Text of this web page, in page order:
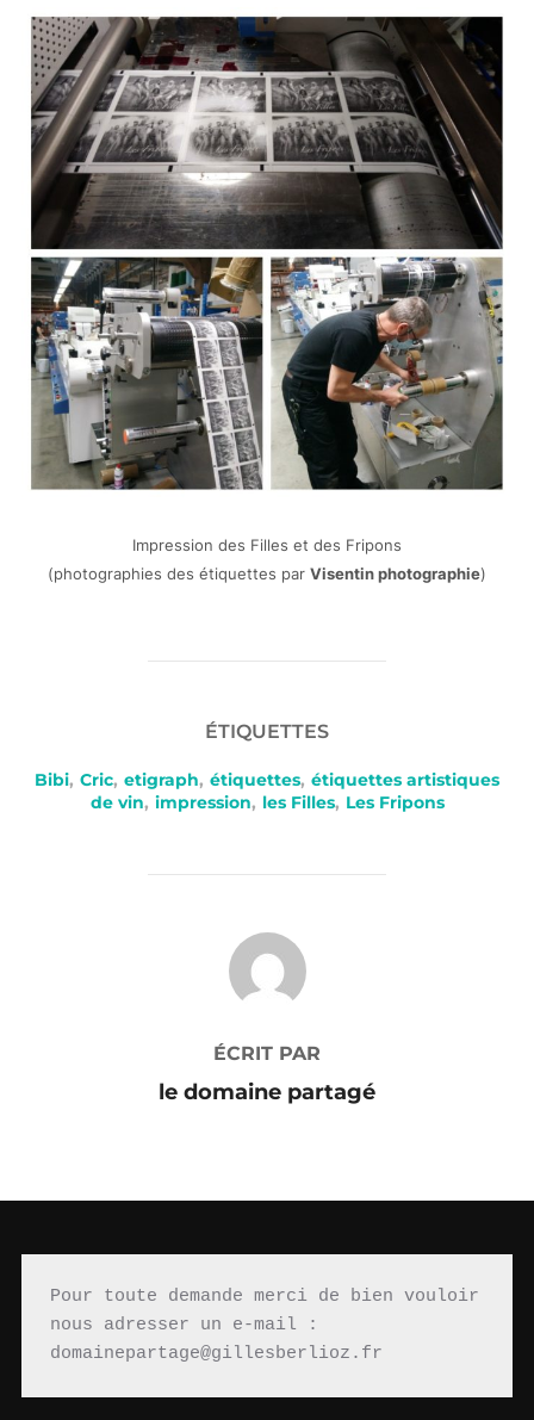
Impression des Filles et des Fripons
(photographies des étiquettes par Visentin photographie)
ÉTIQUETTES
Bibi, Cric, etigraph, étiquettes, étiquettes artistiques
de vin, impression, les Filles, Les Fripons
AUTEUR DE LA PUBLICATION
ÉCRIT PAR
le domaine partagé
Pour toute demande merci de bien vouloir
nous adresser un e-mail :
domainepartage@gillesberlioz.fr